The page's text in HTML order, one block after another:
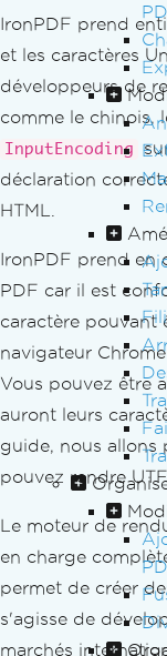
IronPDF prend
et les caractères
développeurs de
comme le chinois,
InputEncoding
déclaration
HTML.
IronPDF prend en
PDF car il est
caractère pouvant
navigateur
Vous pouvez être
auront leurs
guide, nous allons
pouvez rendre
Le moteur de
en charge
permet de créer
s'agisse de
marchés